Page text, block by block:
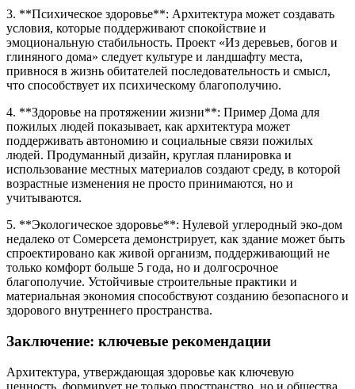
3. **Психическое здоровье**: Архитектура может создавать
условия, которые поддерживают спокойствие и
эмоциональную стабильность. Проект «Из деревьев, богов и
глиняного дома» следует культуре и ландшафту места,
привнося в жизнь обитателей последовательность и смысл,
что способствует их психическому благополучию.
4. **Здоровье на протяжении жизни**: Пример Дома для
пожилых людей показывает, как архитектура может
поддерживать автономию и социальные связи пожилых
людей. Продуманный дизайн, круглая планировка и
использование местных материалов создают среду, в которой
возрастные изменения не просто принимаются, но и
учитываются.
5. **Экологическое здоровье**: Нулевой углеродный эко-дом
недалеко от Сомерсета демонстрирует, как здание может быть
спроектировано как живой организм, поддерживающий не
только комфорт больше 5 года, но и долгосрочное
благополучие. Устойчивые строительные практики и
материальная экономия способствуют созданию безопасного и
здорового внутреннего пространства.
Заключение: ключевые рекомендации
Архитектура, утверждающая здоровье как ключевую
ценность, формирует не только пространство, но и общества,